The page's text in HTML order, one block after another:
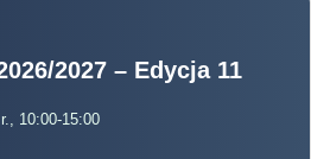
2027 – Edycja 11
10:00-15:00